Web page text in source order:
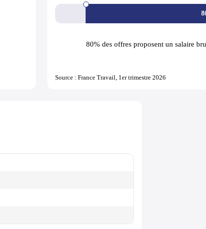
80% des offres proposent un salaire
Source : France Travail, 1er trimestre 2026